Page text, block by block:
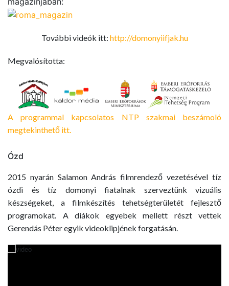
További videók itt: http://domonyiifjak.hu
Megvalósította:
A programmal kapcsolatos NTP szakmai beszámoló
megtekinthető itt.
Ózd
2015 nyarán Salamon András filmrendező vezetésével tíz
ózdi és tíz domonyi fiatalnak szerveztünk vizuális
készségeket, a filmkészítés tehetségterületét fejlesztő
programokat. A diákok egyebek mellett részt vettek
Gerendás Péter egyik videoklipjének forgatásán.